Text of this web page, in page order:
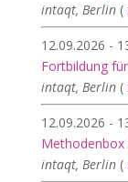
intaqt, Berlin (
12.09.2026 -
Fortbildung
intaqt, Berlin (
12.09.2026 -
Methodenbox
intaqt, Berlin (